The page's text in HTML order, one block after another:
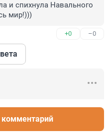
и спихнула Навального
мир!)))
+0 –0
+1 –0
комментарий